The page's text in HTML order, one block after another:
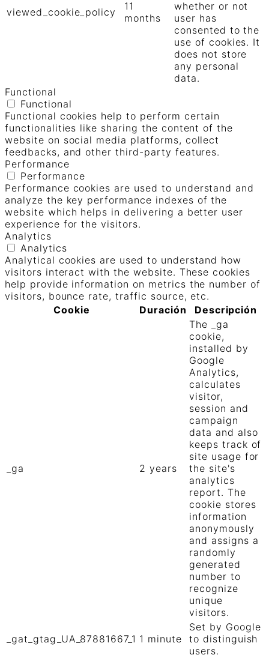
viewed_cookie_policy
11
months
whether or not
user has
consented to the
use of cookies. It
does not store
any personal
data.
Functional
Functional
Functional cookies help to perform certain
functionalities like sharing the content of the
website on social media platforms, collect
feedbacks, and other third-party features.
Performance
Performance
Performance cookies are used to understand and
analyze the key performance indexes of the
website which helps in delivering a better user
experience for the visitors.
Analytics
Analytics
Analytical cookies are used to understand how
visitors interact with the website. These cookies
help provide information on metrics the number of
visitors, bounce rate, traffic source, etc.
Cookie
Duración Descripción
_ga 2 years
The _ga
cookie,
installed by
Google
Analytics,
calculates
visitor,
session and
campaign
data and also
keeps track of
site usage for
the site's
analytics
report. The
cookie stores
information
anonymously
and assigns a
randomly
generated
number to
recognize
unique
visitors.
_gat_gtag_UA_87881667_1 1 minute
Set by Google
to distinguish
users.